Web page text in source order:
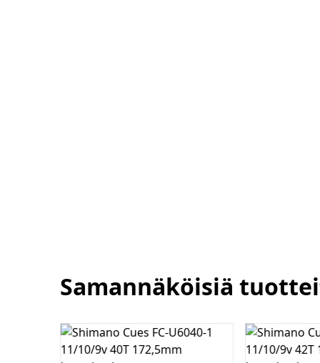
Samannäköisiä
Katso tuote Katso tuote